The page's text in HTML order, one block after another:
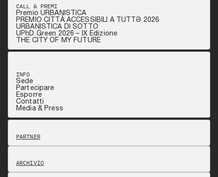
CALL & PREMI
Premio URBANISTICA
PREMIO CITTÀ ACCESSIBILI A TUTTƏ 2026
URBANISTICA DI SOTTO
UPhD Green 2026 – IX Edizione
THE CITY OF MY FUTURE
INFO
Sede
Partecipare
Esporre
Contatti
Media & Press
PARTNER
ARCHIVIO